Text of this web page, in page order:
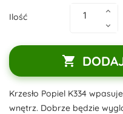
Ilość

Krzesło Popiel K334
wnętrz. Dobrze będzie